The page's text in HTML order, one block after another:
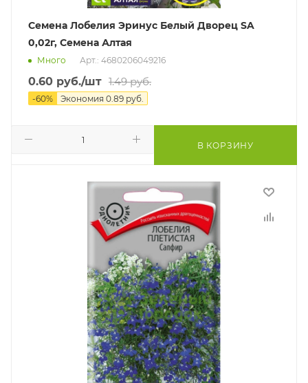
Семена Лобелия Эринус Белый Дворец SA
0,02г, Семена Алтая
Много Арт.: 4680206049216
0.60 руб./шт 1.49руб.
-60% Экономия 0.89 руб.
В КОРЗИНУ